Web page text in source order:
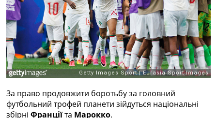
Categories
Головна
Новини футболу
Новини футболу України
Футбольні трансфери
За право продовжити боротьбу за головний
футбольний трофей планети зійдуться національні
збірні Франціїта Марокко.